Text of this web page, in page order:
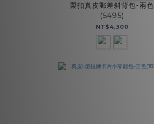
栗扣真皮郵差斜背包-兩色
(5495)
NT$4,300